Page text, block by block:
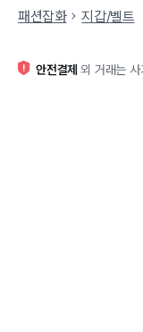
패션잡화
지갑/벨트
안전결제 외 거래는